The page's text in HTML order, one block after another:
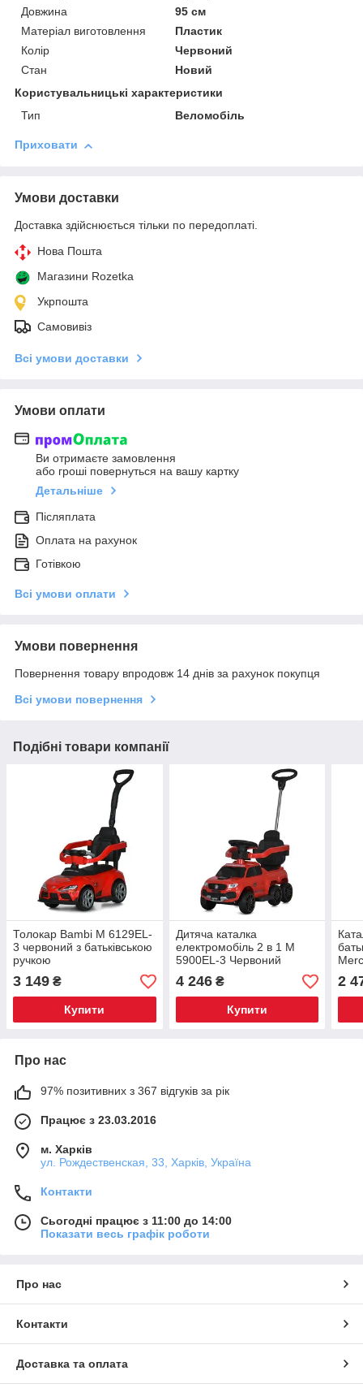
Довжина
95 см
Матеріал виготовлення
Пластик
Колір
Червоний
Стан
Новий
Користувальницькі характеристики
Тип
Веломобіль
Приховати
Умови доставки
Доставка здійснюється тільки по передоплаті.
Нова Пошта
Магазини Rozetka
Укрпошта
Самовивіз
Всі умови доставки
Умови оплати
Ви отримаєте замовлення
або гроші повернуться на вашу картку
Детальніше
Післяплата
Оплата на рахунок
Готівкою
Всі умови оплати
Умови повернення
Повернення товару впродовж 14 днів за рахунок покупця
Всі умови повернення
Подібні товари компанії
Толокар Bambi M 6129EL-
3 червоний з батьківською
ручкою
3 149 ₴
Купити
Дитяча каталка
електромобіль 2 в 1 M
5900EL-3 Червоний
4 246₴
Купити
2
Про нас
97% позитивних з 367 відгуків за рік
Працює з 23.03.2016
м. Харків
ул. Рождественская, 33, Харків, Україна
Контакти
Сьогодні працює з 11:00 до 14:00
Показати весь графік роботи
Про нас
Контакти
Доставка та оплата